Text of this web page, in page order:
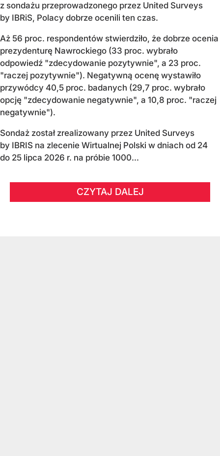
z sondażu przeprowadzonego przez United Surveys
by IBRiS, Polacy dobrze ocenili ten czas.
Aż 56 proc. respondentów stwierdziło, że dobrze ocenia
prezydenturę Nawrockiego (33 proc. wybrało
odpowiedź "zdecydowanie pozytywnie", a 23 proc.
"raczej pozytywnie"). Negatywną ocenę wystawiło
przywódcy 40,5 proc. badanych (29,7 proc. wybrało
opcję "zdecydowanie negatywnie", a 10,8 proc. "raczej
negatywnie").
Sondaż został zrealizowany przez United Surveys
by IBRIS na zlecenie Wirtualnej Polski w dniach od 24
do 25 lipca 2026 r. na próbie 1000...
CZYTAJ DALEJ